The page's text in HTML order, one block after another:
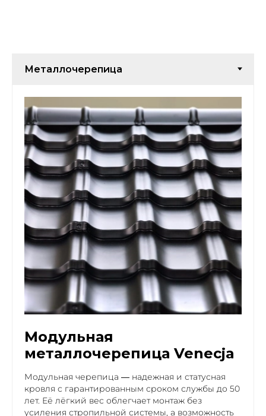
Модульная
металлочерепица Venecja
Модульная черепица — надежная и статусная
кровля с гарантированным сроком службы до 50
лет. Её лёгкий вес облегчает монтаж без
усиления стропильной системы, а возможность